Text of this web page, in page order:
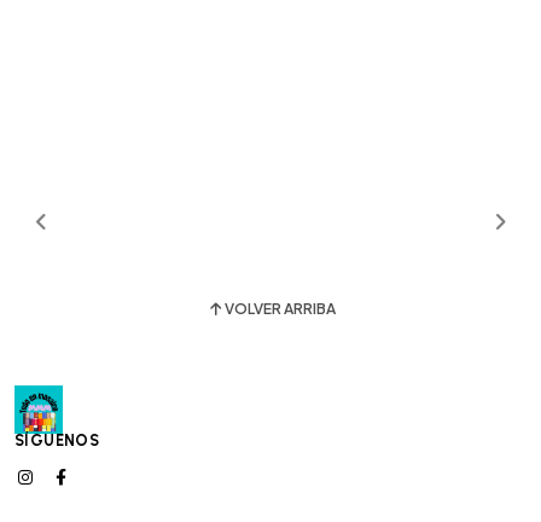
VOLVER ARRIBA
SÍGUENOS